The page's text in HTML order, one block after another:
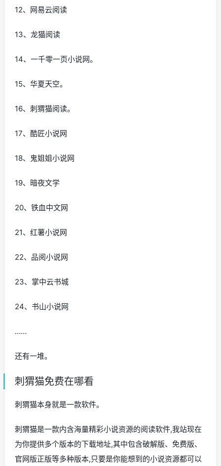
12、网易云阅读
13、龙猫阅读
14、一千零一页小说网。
15、华夏天空。
16、刺猬猫阅读。
17、酷匠小说网
18、鬼姐姐小说网
19、暗夜文学
20、铁血中文网
21、红薯小说网
22、品阅小说网
23、掌中云书城
24、书山小说网
……
还有一堆。
刺猬猫免费在哪看
刺猬猫本身就是一款软件。
刺猬猫是一款内含海量精彩小说资源的阅读软件,我站现在
为你提供多个版本的下载地址,其中包含破解版、免费版、
官网版正版等多种版本,只要是你能想到的小说资源都可以